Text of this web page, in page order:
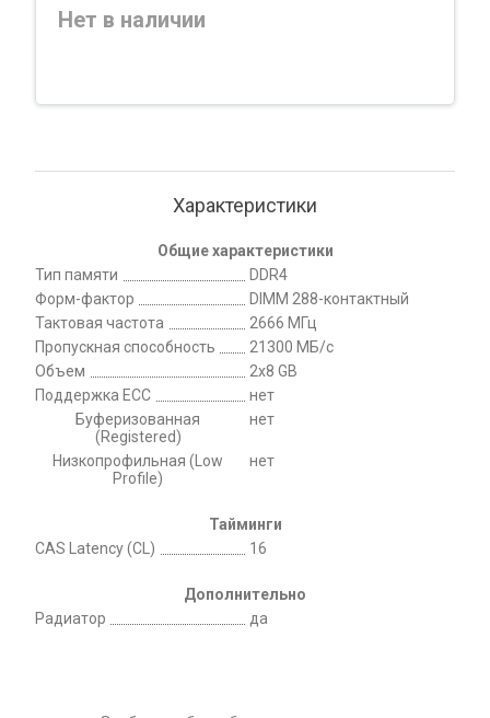
Нет в наличии
Характеристики
Общие характеристики
Тип памяти
DDR4
Форм-фактор
DIMM 288-контактный
Тактовая частота
2666 МГц
Пропускная способность
21300 МБ/с
Объем
2х8 GB
Поддержка ECC
нет
Буферизованная
(Registered)
нет
Низкопрофильная (Low
Profile)
нет
Тайминги
CAS Latency (CL)
16
Дополнительно
Радиатор
да